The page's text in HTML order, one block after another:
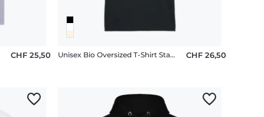
CHF 25,50 Unisex Bio Oversized T-Shirt Stanley Stella 2.0 CHF 26,50